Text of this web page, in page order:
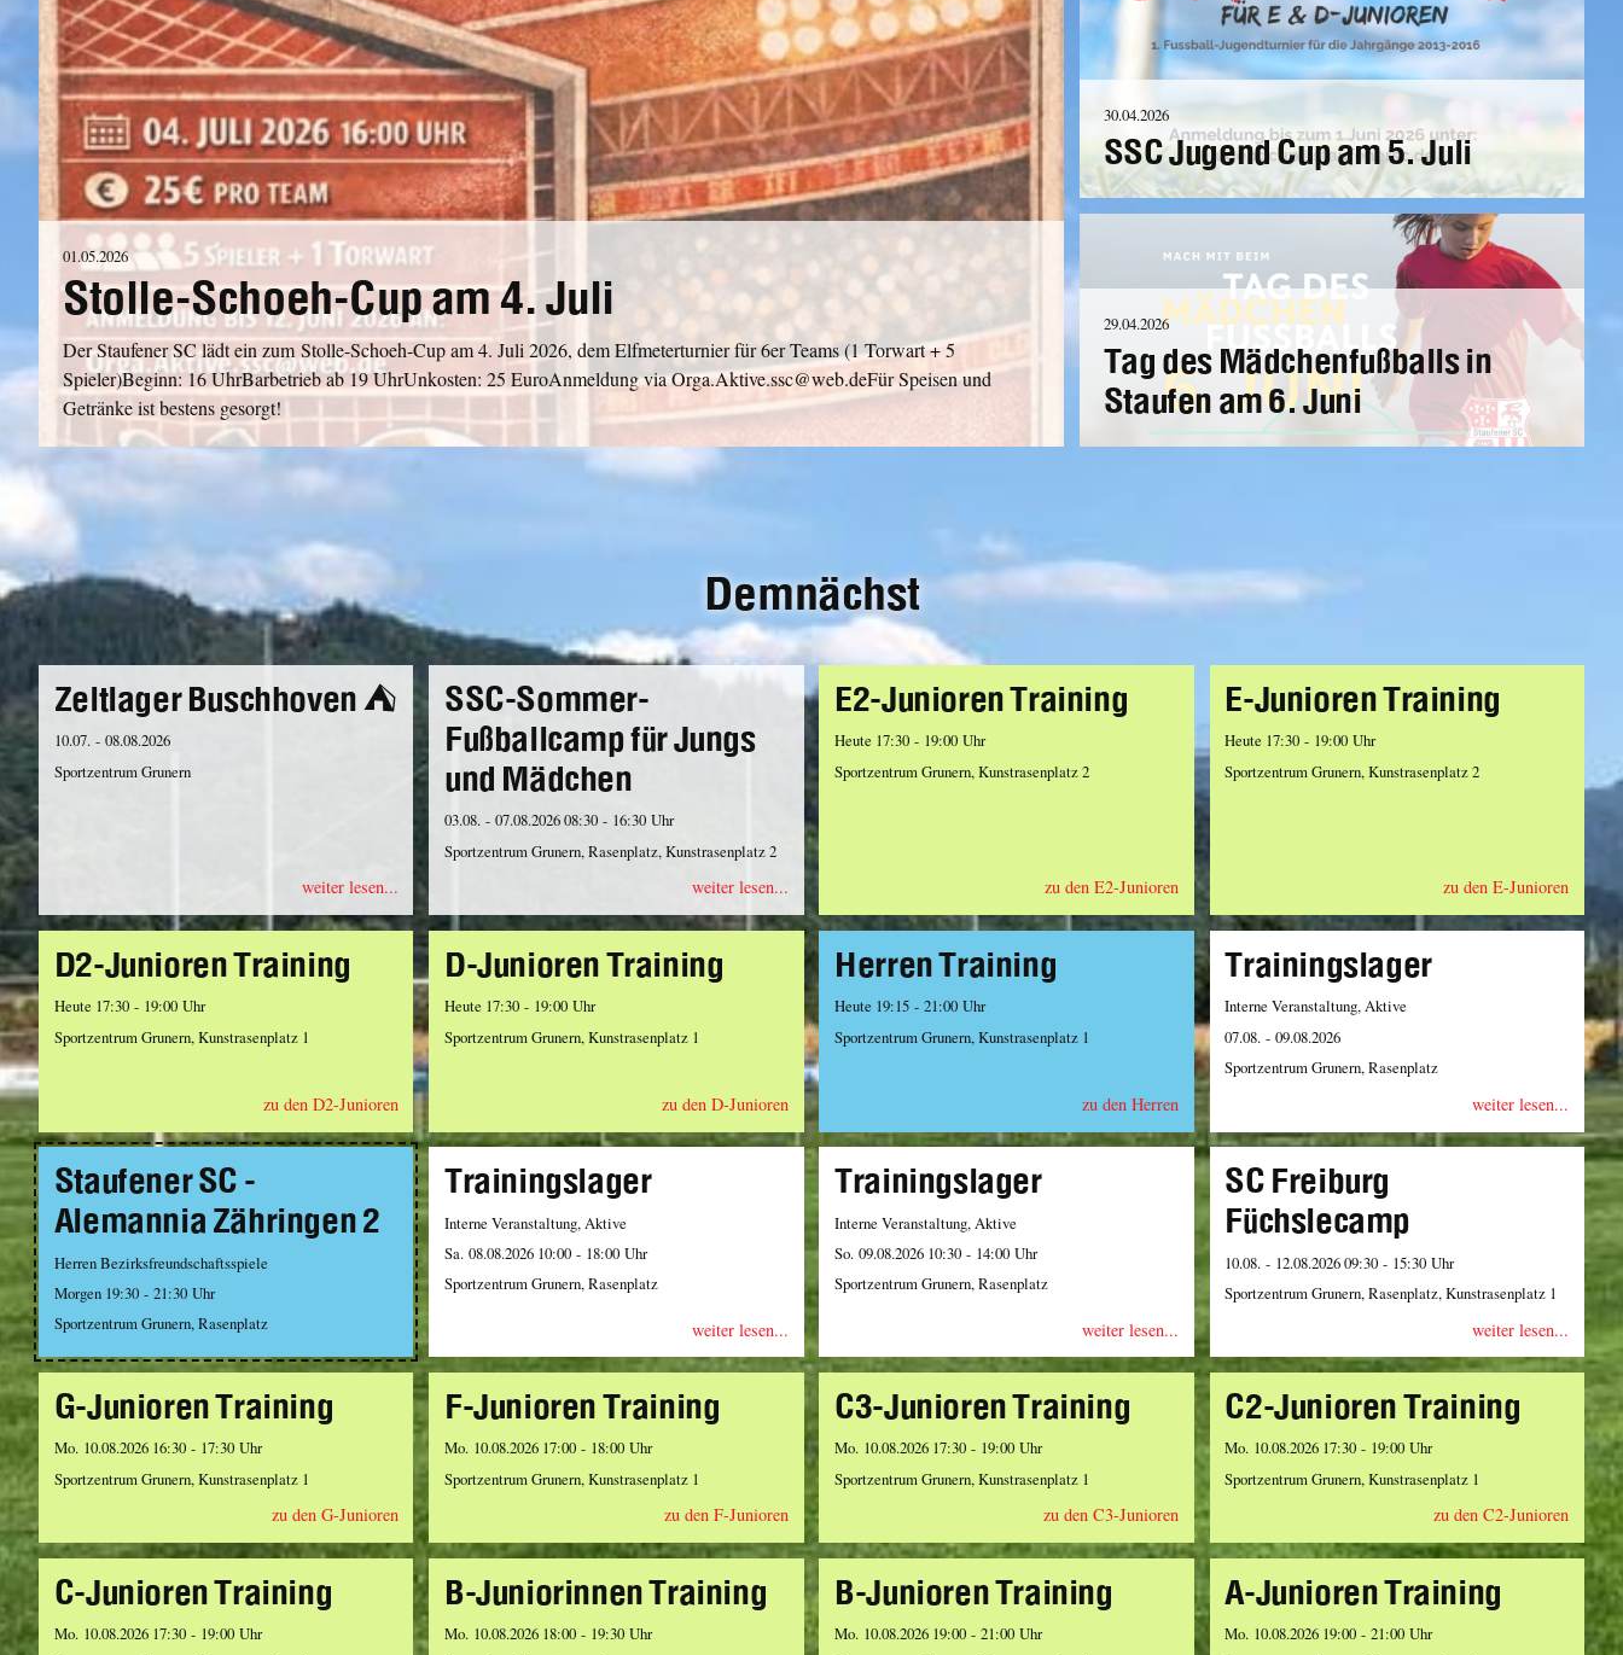
01.05.2026
Stolle-Schoeh-Cup am 4. Juli
Der Staufener SC lädt ein zum Stolle-Schoeh-Cup am 4. Juli 2026, dem Elfmeterturnier für 6er Teams (1 Torwart + 5
Spieler)Beginn: 16 UhrBarbetrieb ab 19 UhrUnkosten: 25 EuroAnmeldung via Orga.Aktive.ssc@web.deFür Speisen und
Getränke ist bestens gesorgt!
30.04.2026
SSC Jugend Cup am 5. Juli
29.04.2026
Tag des Mädchenfußballs in
Staufen am 6. Juni
Demnächst
Zeltlager Buschhoven ⛺️
10.07. - 08.08.2026
Sportzentrum Grunern
weiter lesen...
SSC-Sommer-
Fußballcamp für Jungs
und Mädchen
03.08. - 07.08.2026 08:30 - 16:30 Uhr
Sportzentrum Grunern, Rasenplatz, Kunstrasenplatz 2
weiter lesen...
E2-Junioren Training
Heute 17:30 - 19:00 Uhr
Sportzentrum Grunern, Kunstrasenplatz 2
zu den E2-Junioren
E-Junioren Training
Heute 17:30 - 19:00 Uhr
Sportzentrum Grunern, Kunstrasenplatz 2
zu den E-Junioren
D2-Junioren Training
Heute 17:30 - 19:00 Uhr
Sportzentrum Grunern, Kunstrasenplatz 1
zu den D2-Junioren
D-Junioren Training
Heute 17:30 - 19:00 Uhr
Sportzentrum Grunern, Kunstrasenplatz 1
zu den D-Junioren
Herren Training
Heute 19:15 - 21:00 Uhr
Sportzentrum Grunern, Kunstrasenplatz 1
zu den Herren
Trainingslager
Interne Veranstaltung, Aktive
07.08. - 09.08.2026
Sportzentrum Grunern, Rasenplatz
weiter lesen...
Staufener SC -
Alemannia Zähringen 2
Herren Bezirksfreundschaftsspiele
Morgen 19:30 - 21:30 Uhr
Sportzentrum Grunern, Rasenplatz
Trainingslager
Interne Veranstaltung, Aktive
Sa. 08.08.2026 10:00 - 18:00 Uhr
Sportzentrum Grunern, Rasenplatz
weiter lesen...
Trainingslager
Interne Veranstaltung, Aktive
So. 09.08.2026 10:30 - 14:00 Uhr
Sportzentrum Grunern, Rasenplatz
weiter lesen...
SC Freiburg
Füchslecamp
10.08. - 12.08.2026 09:30 - 15:30 Uhr
Sportzentrum Grunern, Rasenplatz, Kunstrasenplatz 1
weiter lesen...
G-Junioren Training
Mo. 10.08.2026 16:30 - 17:30 Uhr
Sportzentrum Grunern, Kunstrasenplatz 1
zu den G-Junioren
F-Junioren Training
Mo. 10.08.2026 17:00 - 18:00 Uhr
Sportzentrum Grunern, Kunstrasenplatz 1
zu den F-Junioren
C3-Junioren Training
Mo. 10.08.2026 17:30 - 19:00 Uhr
Sportzentrum Grunern, Kunstrasenplatz 1
zu den C3-Junioren
C2-Junioren Training
Mo. 10.08.2026 17:30 - 19:00 Uhr
Sportzentrum Grunern, Kunstrasenplatz 1
zu den C2-Junioren
C-Junioren Training
Mo. 10.08.2026 17:30 - 19:00 Uhr
B-Juniorinnen Training
Mo. 10.08.2026 18:00 - 19:30 Uhr
B-Junioren Training
Mo. 10.08.2026 19:00 - 21:00 Uhr
A-Junioren Training
Mo. 10.08.2026 19:00 - 21:00 Uhr